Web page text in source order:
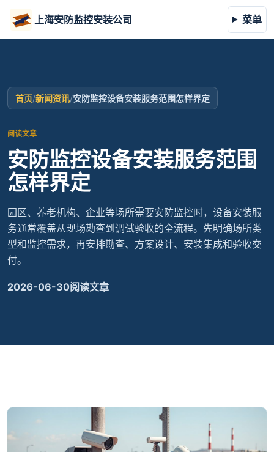
上海安防监控安装公司 菜单
首页/新闻资讯/安防监控设备安装服务范围怎样界定
阅读文章
安防监控设备安装服务范围
怎样界定
园区、养老机构、企业等场所需要安防监控时，设备安装服
务通常覆盖从现场勘查到调试验收的全流程。先明确场所类
型和监控需求，再安排勘查、方案设计、安装集成和验收交
付。
2026-06-30阅读文章